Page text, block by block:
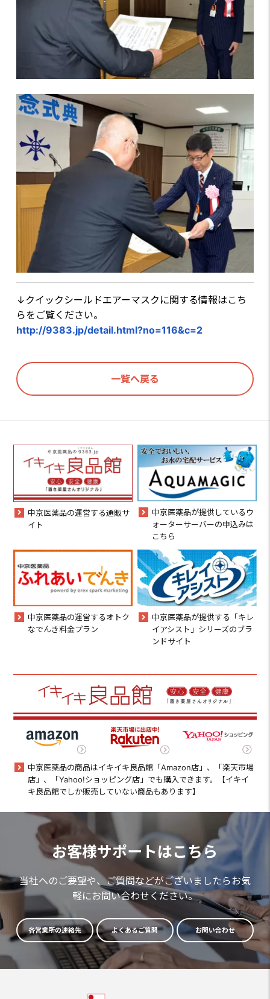
↓クイックシールドエアーマスクに関する情報はこち
らをご覧ください。
http://9383.jp/detail.html?no=116&c=2
一覧へ戻る
中京医薬品の運営する通販サ
イト
中京医薬品が提供しているウ
ォーターサーバーの申込みは
こちら
中京医薬品の運営するオトク
なでんき料金プラン
中京医薬品が提供する「キレ
イアシスト」シリーズのブラ
ンドサイト
中京医薬品の商品はイキイキ良品館「Amazon店」、「楽天市場
店」、「Yahoo!ショッピング店」でも購入できます。【イキイ
キ良品館でしか販売していない商品もあります】
お客様サポートはこちら
当社へのご要望や、ご質問などがございましたらお気
軽にお問い合わせください。
各営業所の連絡先 よくあるご質問 お問い合わせ